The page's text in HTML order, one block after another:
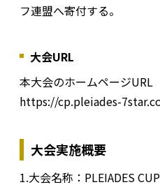
フ連盟へ寄付する。
大会URL
本大会のホームページURL
https://cp.pleiades-
大会実施概要
1.大会名称：PLEIADES